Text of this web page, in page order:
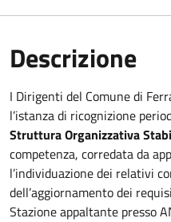
Descrizione
I Dirigenti del Comune di
l’istanza di ricognizione
Struttura Organizzativa
competenza, corredata da
l’individuazione dei relativi
dell’aggiornamento dei
Stazione appaltante presso